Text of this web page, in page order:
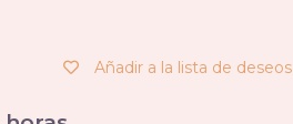
Añadir a la lista de deseos